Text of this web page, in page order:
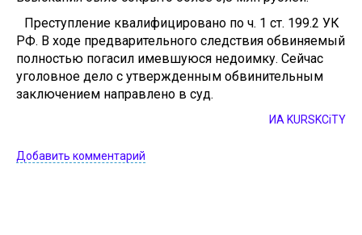
Преступление квалифицировано по ч. 1 ст. 199.2 УК
РФ. В ходе предварительного следствия обвиняемый
полностью погасил имевшуюся недоимку. Сейчас
уголовное дело с утвержденным обвинительным
заключением направлено в суд.
ИА KURSKCiTY
Добавить комментарий